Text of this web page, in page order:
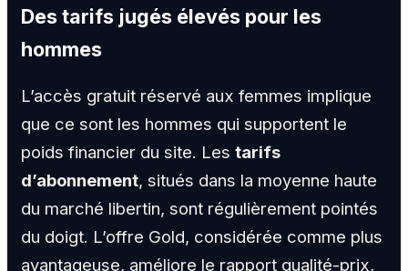
Des tarifs jugés élevés pour les
hommes
L’accès gratuit réservé aux femmes implique
que ce sont les hommes qui supportent le
poids financier du site. Les tarifs
d’abonnement, situés dans la moyenne haute
du marché libertin, sont régulièrement pointés
du doigt. L’offre Gold, considérée comme plus
avantageuse, améliore le rapport qualité-prix,